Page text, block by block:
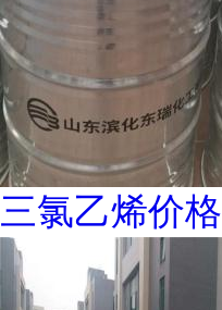
三氯乙烯价格